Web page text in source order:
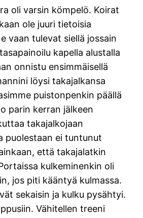
oli varsin kömpelö. Koirat
ole juuri tietoisia
vaan tulevat siellä jossain
kapella alustalla
onnistu ensimmäisellä
löysi takajalkansa
puistonpenkin päällä
parin kerran jälkeen
takajalkojaan
puolestaan ei tuntunut
että takajalatkin
kulkeminenkin oli
jos piti kääntyä kulmassa.
sekaisin ja kulku pysähtyi.
Vähitellen treeni